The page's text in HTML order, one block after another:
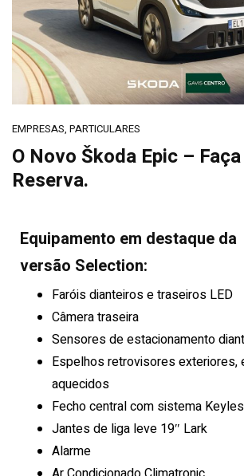
EMPRESAS, PARTICULARES
O Novo Škoda Epic –
Reserva.
Equipamento em destaque da
versão Selection:
Faróis dianteiros e traseiros LED
Câmera traseira
Sensores de estacionamento
Espelhos retrovisores exteriores,
aquecidos
Fecho central com sistema
Jantes de liga leve 19″ Lark
Alarme